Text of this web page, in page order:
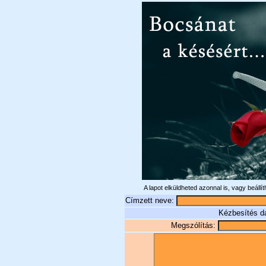
A lapot elküldheted azonnal is, vagy
Címzett neve:
Kézbesítés
Megszólítás: